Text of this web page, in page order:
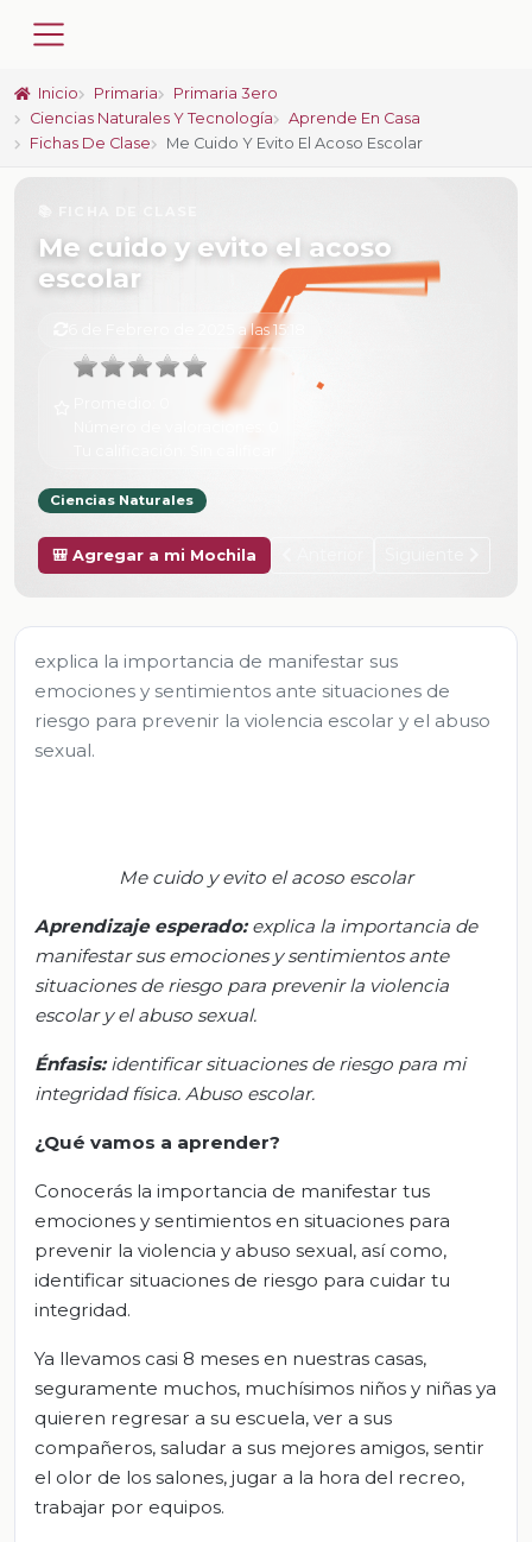
Inicio Primaria
Primaria 3ero
Ciencias Naturales Y Tecnología
Aprende En Casa
Fichas De Clase
Me Cuido Y Evito El Acoso Escolar
Me cuido y evito el acoso
escolar
6 de Febrero de 2025 a las 15:18
Ciencias Naturales
🎒 Agregar a mi Mochila
explica la importancia de manifestar sus
emociones y sentimientos ante situaciones de
riesgo para prevenir la violencia escolar y el abuso
sexual.
Me cuido y evito el acoso escolar
Aprendizaje esperado: explica la importancia de
manifestar sus emociones y sentimientos ante
situaciones de riesgo para prevenir la violencia
escolar y el abuso sexual.
Énfasis:identificar situaciones de riesgo para mi
integridad física. Abuso escolar.
¿Qué vamos a aprender?
Conocerás la importancia de manifestar tus
emociones y sentimientos en situaciones para
prevenir la violencia y abuso sexual, así como,
identificar situaciones de riesgo para cuidar tu
integridad.
Ya llevamos casi 8 meses en nuestras casas,
seguramente muchos, muchísimos niños y niñas ya
quieren regresar a su escuela, ver a sus
compañeros, saludar a sus mejores amigos, sentir
el olor de los salones, jugar a la hora del recreo,
trabajar por equipos.